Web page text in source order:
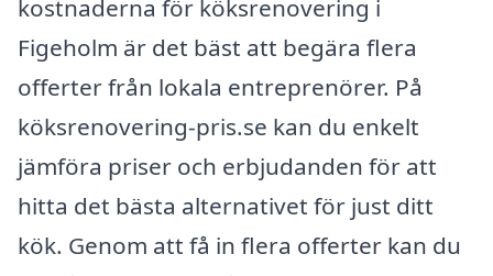
kostnaderna för köksrenovering i
Figeholm är det bäst att begära flera
offerter från lokala entreprenörer. På
köksrenovering-pris.se kan du enkelt
jämföra priser och erbjudanden för att
hitta det bästa alternativet för just ditt
kök. Genom att få in flera offerter kan du